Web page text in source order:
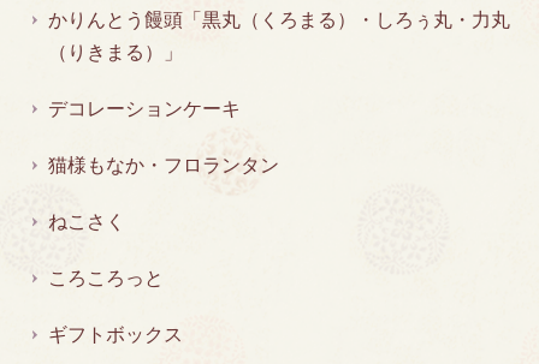
かりんとう饅頭「黒丸（くろまる）・しろぅ丸・力丸
（りきまる）」
デコレーションケーキ
猫様もなか・フロランタン
ねこさく
ころころっと
ギフトボックス